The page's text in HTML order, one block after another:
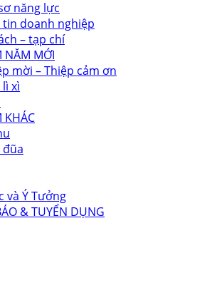
năng lực
tin doanh nghiệp
– tạp chí
NĂM MỚI
mời – Thiệp cảm ơn
lì xì
KHÁC
đũa
và Ý Tưởng
& TUYỂN DỤNG